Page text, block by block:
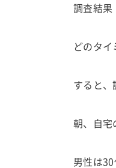
調査結果
どのタ
すると、
朝、自宅
男性は